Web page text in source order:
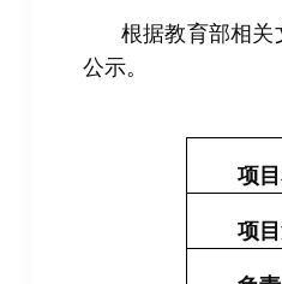
根据教育部相关
公示。
项
项